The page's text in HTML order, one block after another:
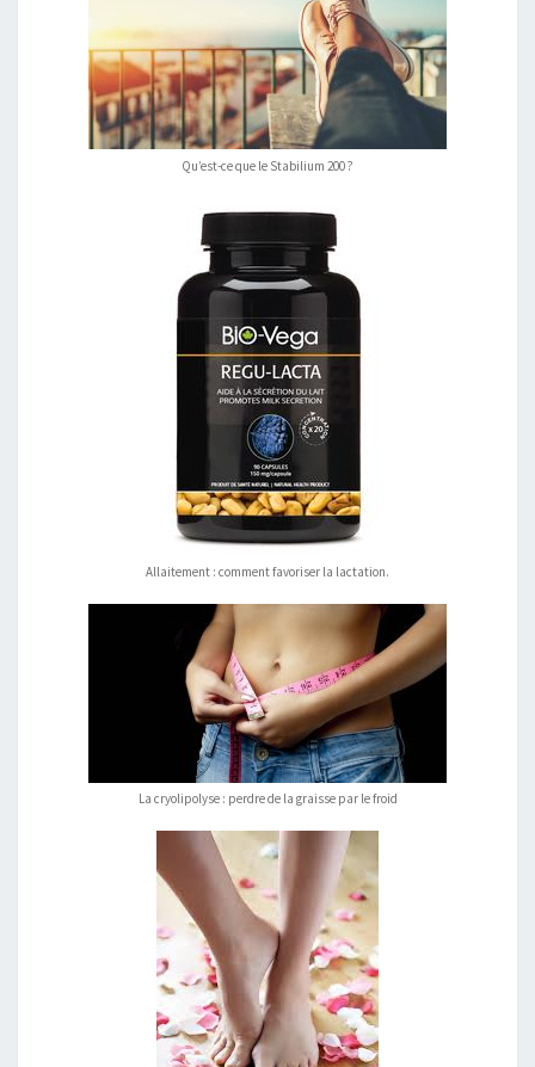
Qu’est-ce que le Stabilium 200 ?
Allaitement : comment favoriser la lactation.
La cryolipolyse : perdre de la graisse par le froid